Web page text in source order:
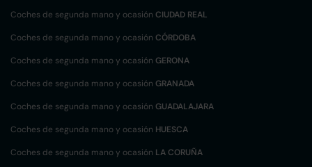
Coches de segunda mano y ocasión CIUDAD REAL
Coches de segunda mano y ocasión CÓRDOBA
Coches de segunda mano y ocasión GERONA
Coches de segunda mano y ocasión GRANADA
Coches de segunda mano y ocasión GUADALAJARA
Coches de segunda mano y ocasión HUESCA
Coches de segunda mano y ocasión LA CORUÑA